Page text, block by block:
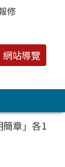
修
網站導覽
簡章」各1